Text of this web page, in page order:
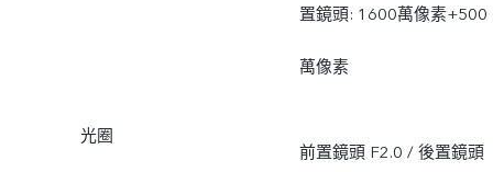
置鏡頭: 1600萬像素+500
萬像素
光圈
前置鏡頭 F2.0 / 後置鏡頭